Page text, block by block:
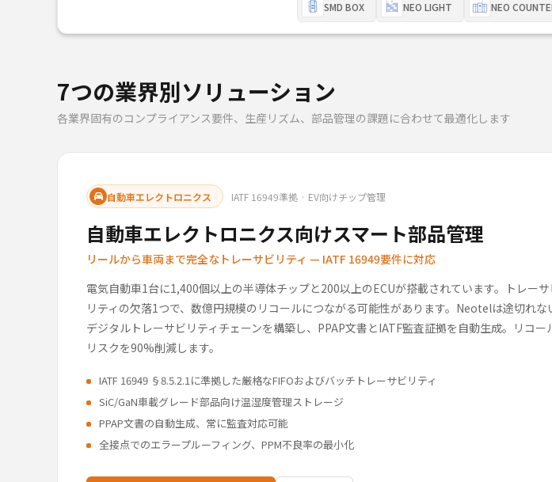
SMD BOX NEO LIGHT NEO
7つの業界別ソリューション
各業界固有のコンプライアンス要件、生産リズム、部品管理の課題に合わせて最適化します
自動車エレクトロニクス IATF 16949準拠 · EV向けチップ管理
自動車エレクトロニクス向けスマート部品管理
リールから車両まで完全なトレーサビリティ — IATF 16949要件に対応
電気自動車1台に1,400個以上の半導体チップと200以上のECUが搭載されています。トレーサ
リティの欠落1つで、数億円規模のリコールにつながる可能性があります。Neotelは途切れな
デジタルトレーサビリティチェーンを構築し、PPAP文書とIATF監査証拠を自動生成。リコー
リスクを90%削減します。
IATF 16949 §8.5.2.1に準拠した厳格なFIFOおよびバッチトレーサビリティ
SiC/GaN車載グレード部品向け温湿度管理ストレージ
PPAP文書の自動生成、常に監査対応可能
全接点でのエラープルーフィング、PPM不良率の最小化